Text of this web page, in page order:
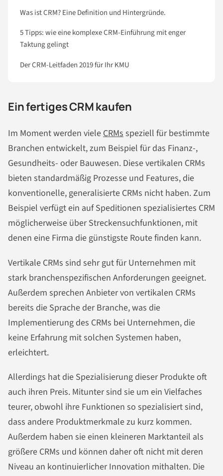
Was ist CRM? Eine Definition und Hintergründe.
5 Tipps: wie eine komplexe CRM-Einführung mit enger
Taktung gelingt
Der CRM-Leitfaden 2019 für Ihr KMU
Ein fertiges CRM kaufen
Im Moment werden viele CRMs speziell für bestimmte
Branchen entwickelt, zum Beispiel für das Finanz-,
Gesundheits- oder Bauwesen. Diese vertikalen CRMs
bieten standardmäßig Prozesse und Features, die
konventionelle, generalisierte CRMs nicht haben. Zum
Beispiel verfügt ein auf Speditionen spezialisiertes CRM
möglicherweise über Streckensuchfunktionen, mit
denen eine Firma die günstigste Route finden kann.
Vertikale CRMs sind sehr gut für Unternehmen mit
stark branchenspezifischen Anforderungen geeignet.
Außerdem sprechen Anbieter von vertikalen CRMs
bereits die Sprache der Branche, was die
Implementierung des CRMs bei Unternehmen, die
keine Erfahrung mit solchen Systemen haben,
erleichtert.
Allerdings hat die Spezialisierung dieser Produkte oft
auch ihren Preis. Mitunter sind sie um ein Vielfaches
teurer, obwohl ihre Funktionen so spezialisiert sind,
dass andere Produktmerkmale zu kurz kommen.
Außerdem haben sie einen kleineren Marktanteil als
größere CRMs und können daher oft nicht mit deren
Niveau an kontinuierlicher Innovation mithalten. Die